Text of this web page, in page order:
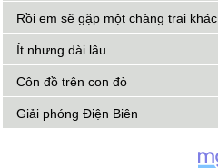
Rồi em sẽ gặp một chàng trai khác
Ít nhưng dài lâu
Côn đồ trên con đò
Giải phóng Điện Biên